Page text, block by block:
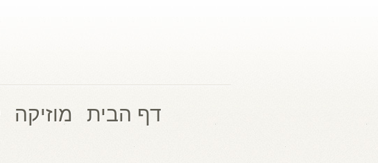
דף הבית מוזיקה